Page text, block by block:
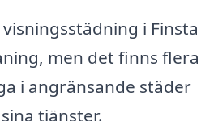
i Finsta
men det finns flera
i angränsande städer
tjänster.